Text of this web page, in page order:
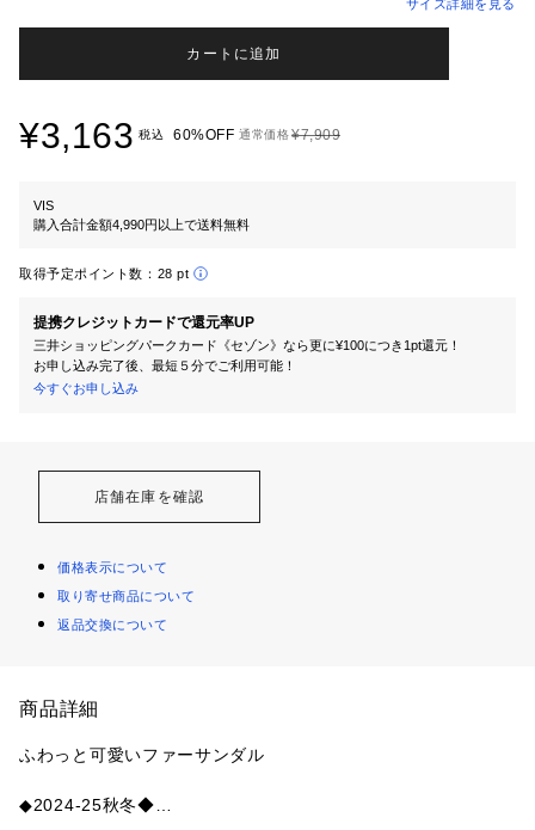
サイズ詳細を見る
カートに追加
¥3,163 税込 60%OFF 通常価格¥7,909
VIS
購入合計金額4,990円以上で送料無料
取得予定ポイント数： 28 pt
提携クレジットカードで還元率UP
三井ショッピングパークカード《セゾン》なら更に¥100につき1pt還元！
お申し込み完了後、最短５分でご利用可能！
今すぐお申し込み
店舗在庫を確認
価格表示について
取り寄せ商品について
返品交換について
商品詳細
ふわっと可愛いファーサンダル
◆2024-25秋冬◆